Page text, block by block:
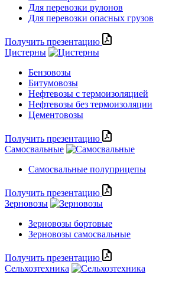
Для перевозки рулонов
Для перевозки опасных грузов
Получить презентацию
Цистерны
Бензовозы
Битумовозы
Нефтевозы с термоизоляцией
Нефтевозы без термоизоляции
Цементовозы
Получить презентацию
Самосвальные
Самосвальные полуприцепы
Получить презентацию
Зерновозы
Зерновозы бортовые
Зерновозы самосвальные
Получить презентацию
Сельхозтехника